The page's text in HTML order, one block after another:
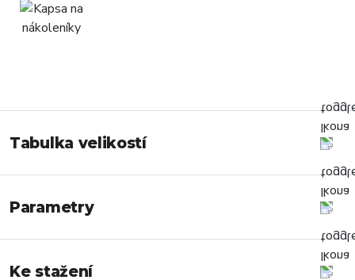
Tabulka velikostí
Parametry
Ke stažení